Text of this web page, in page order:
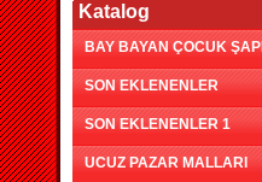
Katalog
BAY BAYAN ÇOCUK
SON EKLENENLER
SON EKLENENLER 1
UCUZ PAZAR MALLARI